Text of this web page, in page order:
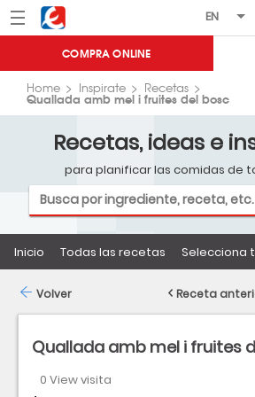
Menú Eroski
COMPRA ONLINE
Home Inspirate Recetas
Quallada amb mel i fruites del bosc
Recetas, ideas e
para planificar las comidas de
Inicio Todas las recetas Selecciona
Quallada amb mel i fruites
0 View visita
Volver Receta